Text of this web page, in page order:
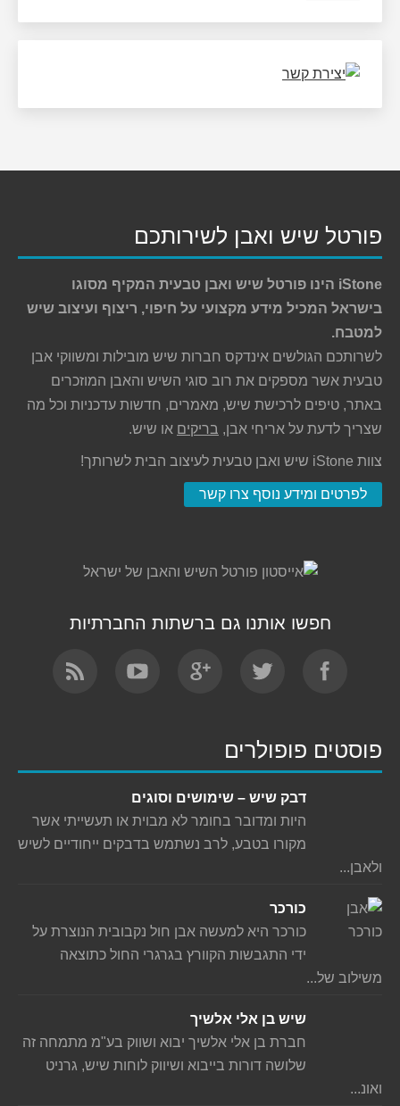
פורטל שיש ואבן לשירותכם
iStone הינו פורטל שיש ואבן טבעית המקיף מסוגו
בישראל המכיל מידע מקצועי על חיפוי, ריצוף ועיצוב שיש
למטבח.
לשרותכם הגולשים אינדקס חברות שיש מובילות ומשווקי אבן
טבעית אשר מספקים את רוב סוגי השיש והאבן המוזכרים
באתר, טיפים לרכישת שיש, מאמרים, חדשות עדכניות וכל מה
שצריך לדעת על אריחי אבן, בריקים או שיש.
צוות iStone שיש ואבן טבעית לעיצוב הבית לשרותך!
לפרטים ומידע נוסף צרו קשר
חפשו אותנו גם ברשתות החברתיות
Find us on:
פוסטים פופולרים
דבק שיש – שימושים וסוגים
היות ומדובר בחומר לא מבוית או תעשייתי אשר
מקורו בטבע, לרב נשתמש בדבקים ייחודיים לשיש
ולאבן...
כורכר
כורכר היא למעשה אבן חול נקבובית הנוצרת על
ידי התגבשות הקוורץ בגרגרי החול כתוצאה
משילוב של...
שיש בן אלי אלשיך
חברת בן אלי אלשיך יבוא ושווק בע"מ מתמחה זה
שלושה דורות בייבוא ושיווק לוחות שיש, גרניט
ואונ...